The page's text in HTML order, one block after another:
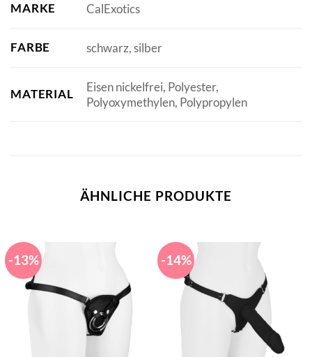
MARKE CalExotics
FARBE schwarz, silber
MATERIAL
Eisen nickelfrei, Polyester,
Polyoxymethylen, Polypropylen
ÄHNLICHE PRODUKTE
-13% -14%